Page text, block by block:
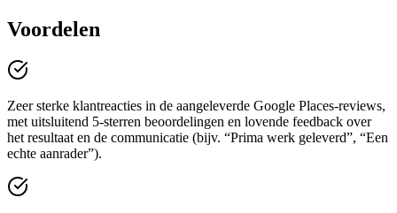
Voordelen
Zeer sterke klantreacties in de aangeleverde Google Places-reviews,
met uitsluitend 5-sterren beoordelingen en lovende feedback over
het resultaat en de communicatie (bijv. “Prima werk geleverd”, “Een
echte aanrader”).